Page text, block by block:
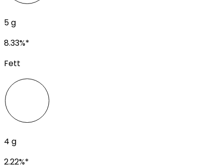
5g
8.33%*
Fett
4 g
2.22%*